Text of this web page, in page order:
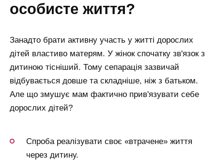
особисте життя?
Занадто брати активну участь у житті дорослих
дітей властиво матерям. У жінок спочатку зв'язок з
дитиною тісніший. Тому сепарація зазвичай
відбувається довше та складніше, ніж з батьком.
Але що змушує мам фактично прив'язувати себе
дорослих дітей?
Спроба реалізувати своє «втрачене» життя
через дитину.